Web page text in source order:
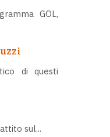
GOL,
di questi
sul...